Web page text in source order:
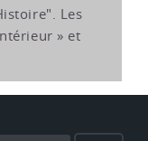
Les
» et